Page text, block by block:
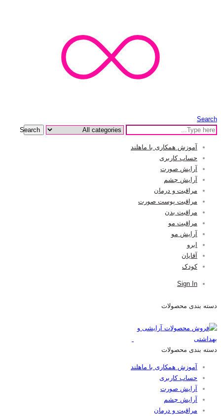
Search
Search
آموزش همکاری با ماهلند
حساب کاربری
آرایش صورت
آرایش چشم
مراقبت و درمان
مراقبت پوست صورت
مراقبت بدن
مراقبت مو
آرایش مو
ابرو
آقایان
کودک
Sign In
دسته بندی محصولات
دسته بندی محصولات
آموزش همکاری با ماهلند
حساب کاربری
آرایش صورت
آرایش چشم
مراقبت و درمان